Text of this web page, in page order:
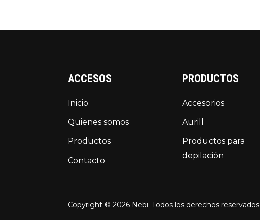
ACCESOS
Inicio
Quienes somos
Productos
Contacto
PRODUCTOS
Accesorios
Aurill
Productos para
depilación
Copyright © 2026 Nebi. Todos los derechos reservados